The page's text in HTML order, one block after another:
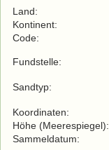
Land:
Kontinent:
Code:
Fundstelle:
Sandtyp:
Koordinaten:
Höhe (Meerespiegel):
Sammeldatum: